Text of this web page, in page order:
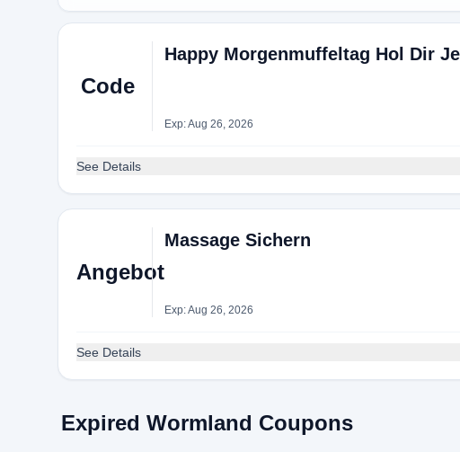
Code
Happy Morgenmuffeltag Hol Dir
Exp: Aug 26, 2026
See Details
Angebot
Massage Sichern
Exp: Aug 26, 2026
See Details
Expired Wormland Coupons